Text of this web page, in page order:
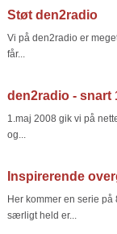
Støt den2radio
Vi på den2radio er
får...
den2radio - snart
1.maj 2008 gik vi på
og...
Inspirerende
Her kommer en serie
særligt held er...